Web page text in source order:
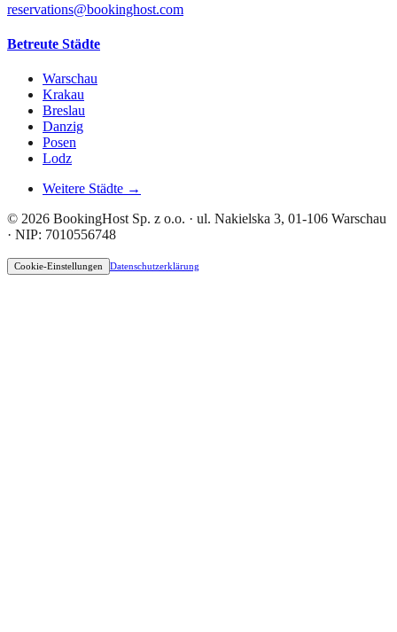
reservations@bookinghost.com
Betreute Städte
Warschau
Krakau
Breslau
Danzig
Posen
Lodz
Weitere Städte →
© 2026 BookingHost Sp. z o.o. · ul. Nakielska 3, 01-106 Warschau
· NIP: 7010556748
Cookie-Einstellungen Datenschutzerklärung